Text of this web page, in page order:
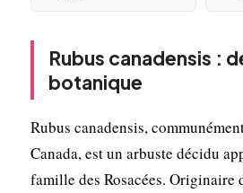
Rubus canadensis :
botanique
Rubus canadensis,
Canada, est un arbuste décidu
famille des Rosacées. Originaire